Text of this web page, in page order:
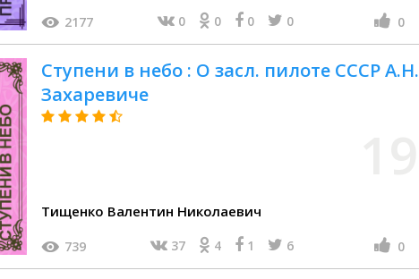
2177 0 0 0 0 0
Ступени в небо : О засл. пилоте СССР А.Н.
Захаревиче
Тищенко Валентин Николаевич
739 37 4 1 6 0